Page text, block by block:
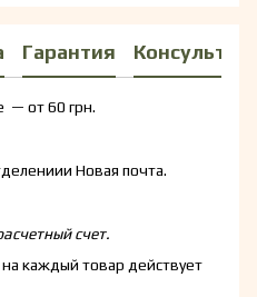
Гарантия
— от 60 грн.
Новая почта.
счет.
каждый товар действует